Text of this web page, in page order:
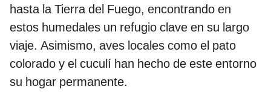
hasta la Tierra del Fuego, encontrando en
estos humedales un refugio clave en su largo
viaje. Asimismo, aves locales como el pato
colorado y el cuculí han hecho de este entorno
su hogar permanente.